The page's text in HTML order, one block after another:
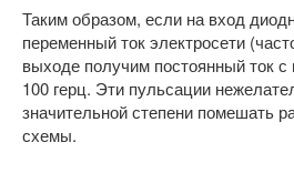
Таким образом, если на вход
переменный ток электросети
выходе получим постоянный ток
100 герц. Эти пульсации
значительной степени помешать
схемы.